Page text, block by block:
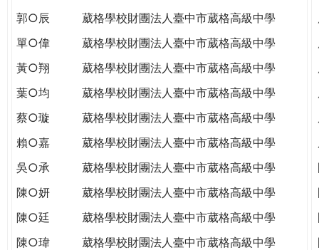
郭○辰 葳格學校財團法人臺中市葳格高級中學
單○偉
葳格學校財團法人臺中市葳格高級中學
黃○翔
葳格學校財團法人臺中市葳格高級中學
葉○均
葳格學校財團法人臺中市葳格高級中學
蔡○璇
葳格學校財團法人臺中市葳格高級中學
賴○嘉
葳格學校財團法人臺中市葳格高級中學
吳○承
葳格學校財團法人臺中市葳格高級中學
陳○妍
葳格學校財團法人臺中市葳格高級中學
陳○廷
葳格學校財團法人臺中市葳格高級中學
陳○瑋
葳格學校財團法人臺中市葳格高級中學